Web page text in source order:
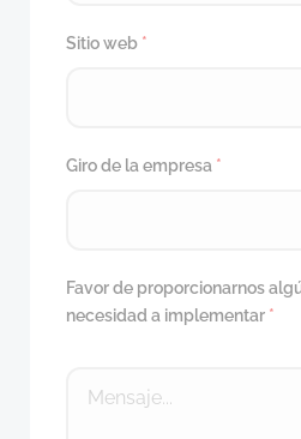
Sitio web *
Giro de la empresa *
Favor de proporcionarnos
necesidad a implementar *